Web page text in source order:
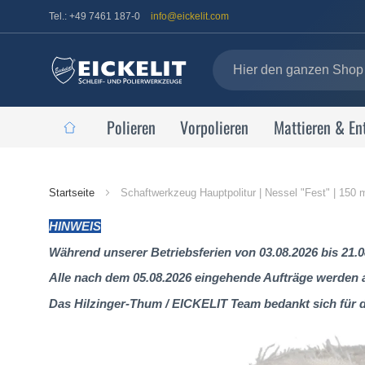
Tel.: +49 7461 187-0 info@eickelit.com
Polieren Vorpolieren Mattieren &
Startseite Schaftwerkzeug Hauptpolitur | Nessel "Fest" | 150
HINWEIS
Während unserer Betriebsferien von 03.08.2026 bis
Alle nach dem 05.08.2026 eingehende Aufträge
Das Hilzinger-Thum / EICKELIT Team bedankt sich für